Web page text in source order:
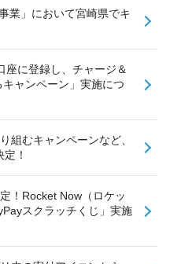
業」において宮崎県でキ
座に登録し、チャージ＆
ャンペーン」実施につ
組むキャンペーンなど、
！
！Rocket Now（ロケッ
スクラッチくじ」実施